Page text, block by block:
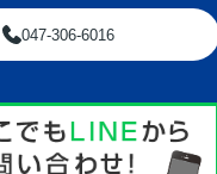
047-306-6016